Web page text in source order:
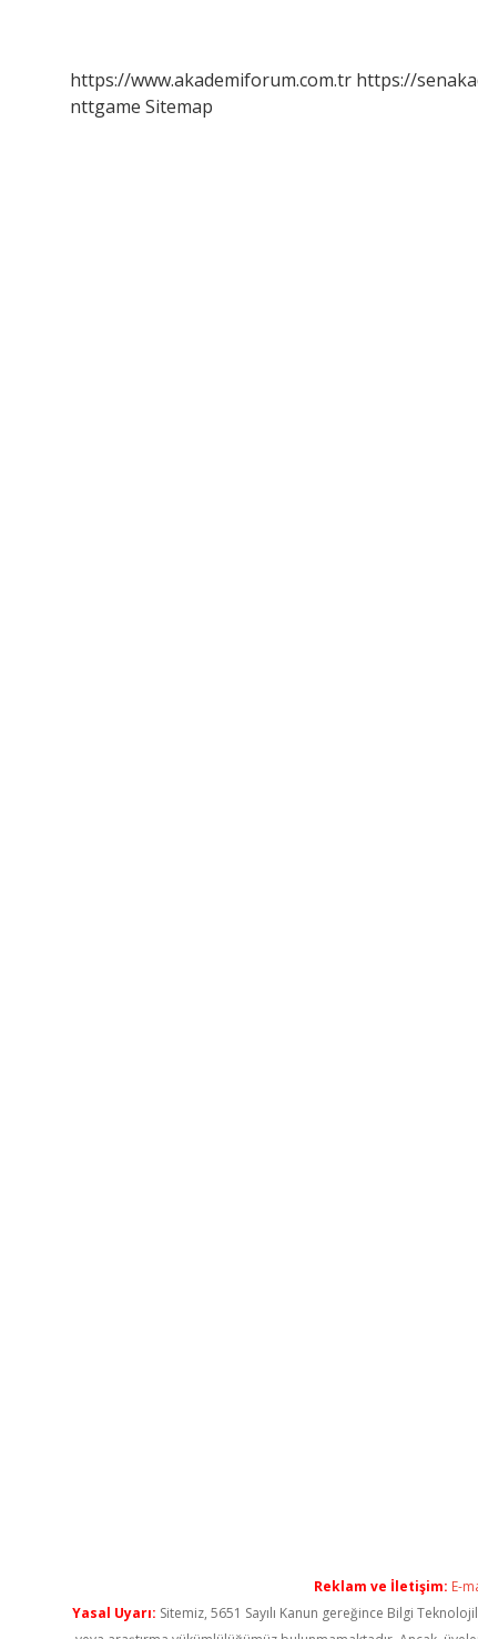
https://www.akademiforum.com.tr https://
nttgame Sitemap
Reklam ve İletişim: E-
Yasal Uyarı: Sitemiz, 5651 Sayılı Kanun gereğince Bilgi